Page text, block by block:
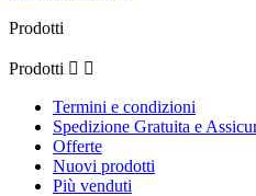
Prodotti
Prodotti  
Termini e condizioni
Spedizione Gratuita e
Offerte
Nuovi prodotti
Più venduti